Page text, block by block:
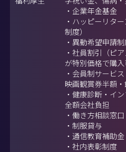
・企業年金基金
・ハッピーリタ
制度）
・異動希望申請
・社員割引（ピ
が特別価格で購入
・会員制サービ
映画観賞券半額・
・健康診断・イ
全額会社負担
・働き方相談窓口
・制服貸与
・通信教育補助金
・社内表彰制度